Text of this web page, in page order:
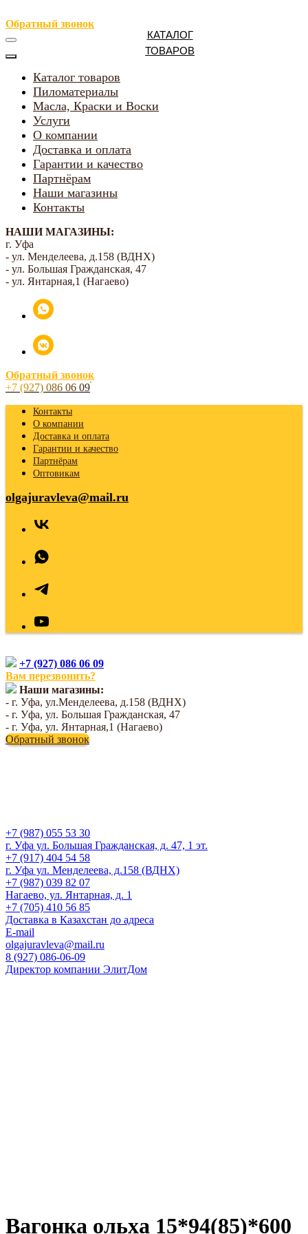
Обратный звонок
Каталог товаров
Пиломатериалы
Масла, Краски и Воски
Услуги
О компании
Доставка и оплата
Гарантии и качество
Партнёрам
Наши магазины
Контакты
НАШИ МАГАЗИНЫ:
г. Уфа
- ул. Менделеева, д.158 (ВДНХ)
- ул. Большая Гражданская, 47
- ул. Янтарная,1 (Нагаево)
Обратный звонок
+7 (927) 086 06 09
Контакты
О компании
Доставка и оплата
Гарантии и качество
Партнёрам
Оптовикам
olgajuravleva@mail.ru
+7 (927) 086 06 09
Вам перезвонить?
Наши магазины:
- г. Уфа, ул.Менделеева, д.158 (ВДНХ)
- г. Уфа, ул. Большая Гражданская, 47
- г. Уфа, ул. Янтарная,1 (Нагаево)
Обратный звонок
КАТАЛОГ
ТОВАРОВ
+7 (987) 055 53 30
г. Уфа ул. Большая Гражданская, д. 47, 1 эт.
+7 (917) 404 54 58
г. Уфа ул. Менделеева, д.158 (ВДНХ)
+7 (987) 039 82 07
Нагаево, ул. Янтарная, д. 1
+7 (705) 410 56 85
Доставка в Казахстан до адреса
E-mail
olgajuravleva@mail.ru
8 (927) 086-06-09
Директор компании ЭлитДом
Вагонка ольха 15*94(85)*600